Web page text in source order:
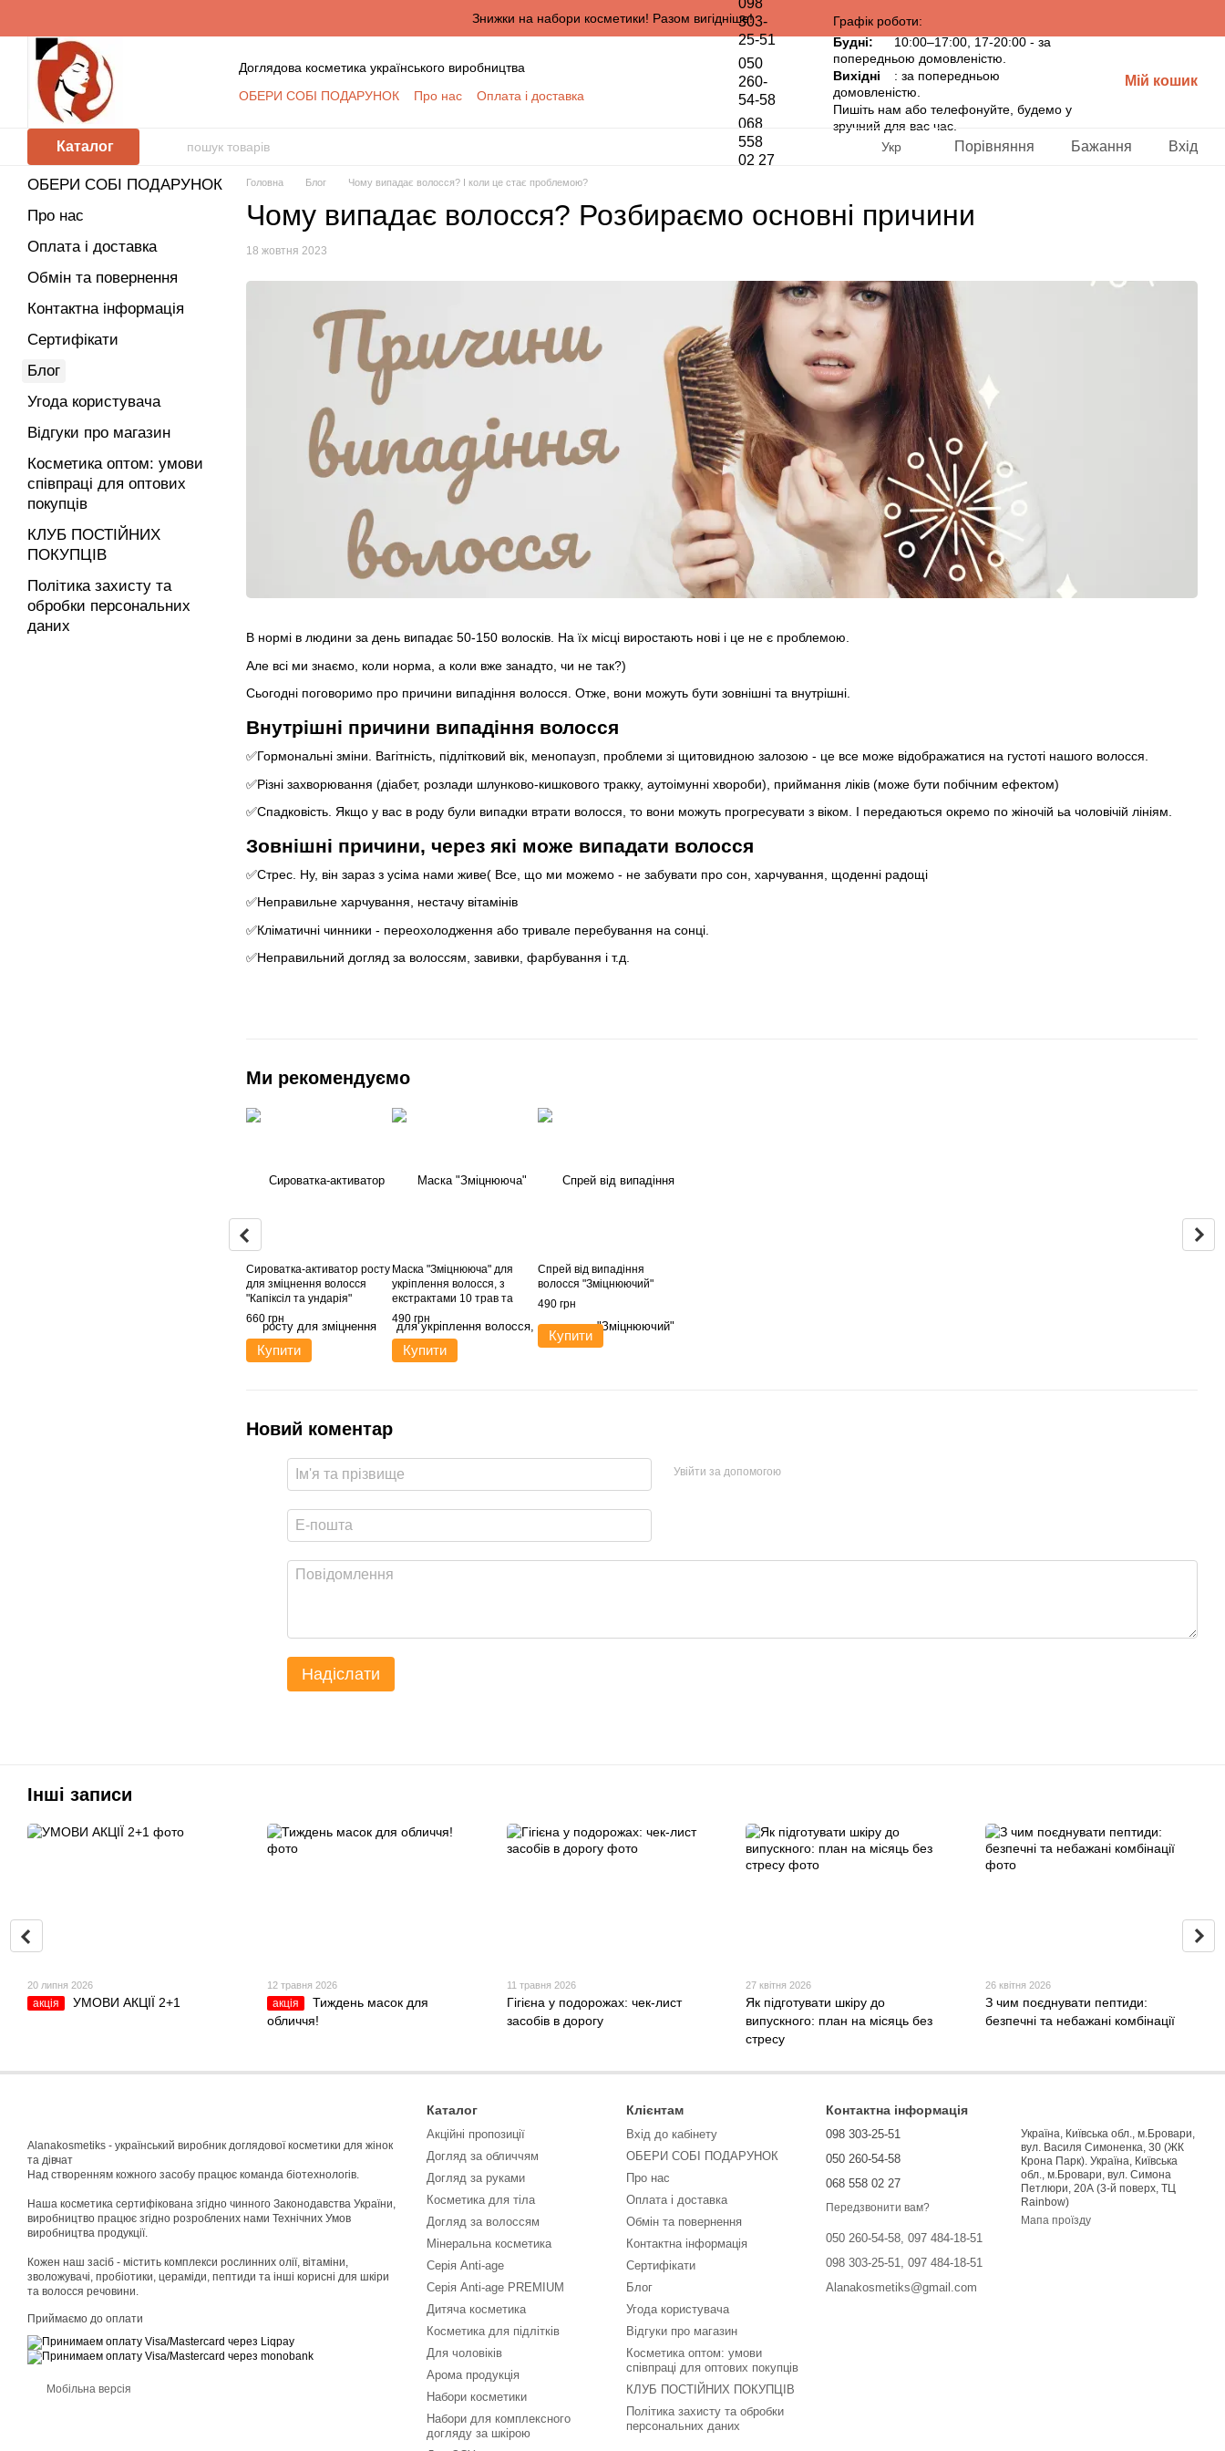
Знижки на набори косметики! Разом вигідніше!
Доглядова косметика українського виробництва
ОБЕРИ СОБІ ПОДАРУНОК
Про нас
Оплата і доставка
Відгуки про магазин
КЛУБ ПОСТІЙНИХ ПОКУПЦІВ
Політика захисту та обробки персональних даних
098
303-
25-51
050
260-
54-58
068
558
02 27
Графік роботи:
Будні:
10:00–17:00, 17-20:00 - за
попередньою домовленістю.
Вихідні
: за попередньою
домовленістю.
Пишіть нам або телефонуйте, будемо у
зручний для вас час.
Мій кошик
Каталог Укр Порівняння Бажання Вхід
Головна Блог Чому випадає волосся? І коли це стає проблемою?
Чому випадає волосся? Розбираємо основні причини
18 жовтня 2023
В нормі в людини за день випадає 50-150 волосків. На їх місці виростають нові і це не є проблемою.
Але всі ми знаємо, коли норма, а коли вже занадто, чи не так?)
Сьогодні поговоримо про причини випадіння волосся. Отже, вони можуть бути зовнішні та внутрішні.
Внутрішні причини випадіння волосся
✅️Гормональні зміни. Вагітність, підлітковий вік, менопаузп, проблеми зі щитовидною залозою - це все може відображатися на густоті нашого волосся.
✅️Різні захворювання (діабет, розлади шлунково-кишкового тракку, аутоімунні хвороби), приймання ліків (може бути побічним ефектом)
✅️Спадковість. Якщо у вас в роду були випадки втрати волосся, то вони можуть прогресувати з віком. І передаються окремо по жіночій ьа чоловічій лініям.
Зовнішні причини, через які може випадати волосся
✅️Стрес. Ну, він зараз з усіма нами живе( Все, що ми можемо - не забувати про сон, харчування, щоденні радощі
✅️Неправильне харчування, нестачу вітамінів
✅️Кліматичні чинники - переохолодження або тривале перебування на сонці.
✅️Неправильний догляд за волоссям, завивки, фарбування і т.д.
Ми рекомендуємо
Сироватка-активатор росту
для зміцнення волосся
"Капіксіл та ундарія"
660 грн
Купити
Маска "Зміцнююча" для
укріплення волосся, з
екстрактами 10 трав та
ніацинамідом
490 грн
Купити
Спрей від випадіння
волосся "Зміцнюючий"
490 грн
Купити
Новий коментар
Увійти за допомогою
Надіслати
ОБЕРИ СОБІ ПОДАРУНОК
Про нас
Оплата і доставка
Обмін та повернення
Контактна інформація
Сертифікати
Блог
Угода користувача
Відгуки про магазин
Косметика оптом: умови
співпраці для оптових
покупців
КЛУБ ПОСТІЙНИХ
ПОКУПЦІВ
Політика захисту та
обробки персональних
даних
Інші записи
20 липня 2026
акція УМОВИ АКЦІЇ 2+1
12 травня 2026
акція
Тиждень масок для
обличчя!
11 травня 2026
Гігієна у подорожах: чек-лист
засобів в дорогу
27 квітня 2026
Як підготувати шкіру до
випускного: план на місяць без
стресу
26 квітня 2026
З чим поєднувати пептиди:
безпечні та небажані комбінації
Alanakosmetiks - український виробник доглядової косметики для жінок
та дівчат
Над створенням кожного засобу працює команда біотехнологів.
Наша косметика сертифікована згідно чинного Законодавства України,
виробництво працює згідно розроблених нами Технічних Умов
виробництва продукції.
Кожен наш засіб - містить комплекси рослинних олії, вітаміни,
зволожувачі, пробіотики, цераміди, пептиди та інші корисні для шкіри
та волосся речовини.
Приймаємо до оплати
Мобільна версія
Каталог
Акційні пропозиції
Догляд за обличчям
Догляд за руками
Косметика для тіла
Догляд за волоссям
Мінеральна косметика
Серія Anti-age
Серія Anti-age PREMIUM
Дитяча косметика
Косметика для підлітків
Для чоловіків
Арома продукція
Набори косметики
Набори для комплексного
догляду за шкірою
Клієнтам
Вхід до кабінету
ОБЕРИ СОБІ ПОДАРУНОК
Про нас
Оплата і доставка
Обмін та повернення
Контактна інформація
Сертифікати
Блог
Угода користувача
Відгуки про магазин
Косметика оптом: умови
співпраці для оптових покупців
КЛУБ ПОСТІЙНИХ ПОКУПЦІВ
Політика захисту та обробки
персональних даних
Контактна інформація
098 303-25-51
050 260-54-58
068 558 02 27
Передзвонити вам?
050 260-54-58, 097 484-18-51
098 303-25-51, 097 484-18-51
Alanakosmetiks@gmail.com
Україна, Київська обл., м.Бровари,
вул. Василя Симоненка, 30 (ЖК
Крона Парк). Україна, Київська
обл., м.Бровари, вул. Симона
Петлюри, 20А (3-й поверх, ТЦ
Rainbow)
Мапа проїзду